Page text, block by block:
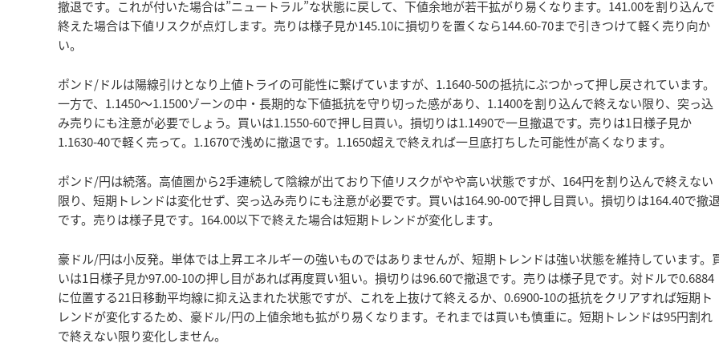
撤退です。これが付いた場合は”ニュートラル”な状態に戻して、下値余地が若干拡がり易くなります。141.00を割り込んで
終えた場合は下値リスクが点灯します。売りは様子見か145.10に損切りを置くなら144.60-70まで引きつけて軽く売り向か
い。
ポンド/ドルは陽線引けとなり上値トライの可能性に繋げていますが、1.1640-50の抵抗にぶつかって押し戻されています。
一方で、1.1450～1.1500ゾーンの中・長期的な下値抵抗を守り切った感があり、1.1400を割り込んで終えない限り、突っ込
み売りにも注意が必要でしょう。買いは1.1550-60で押し目買い。損切りは1.1490で一旦撤退です。売りは1日様子見か
1.1630-40で軽く売って。1.1670で浅めに撤退です。1.1650超えで終えれば一旦底打ちした可能性が高くなります。
ポンド/円は続落。高値圏から2手連続して陰線が出ており下値リスクがやや高い状態ですが、164円を割り込んで終えない
限り、短期トレンドは変化せず、突っ込み売りにも注意が必要です。買いは164.90-00で押し目買い。損切りは164.40で撤
です。売りは様子見です。164.00以下で終えた場合は短期トレンドが変化します。
豪ドル/円は小反発。単体では上昇エネルギーの強いものではありませんが、短期トレンドは強い状態を維持しています。
いは1日様子見か97.00-10の押し目があれば再度買い狙い。損切りは96.60で撤退です。売りは様子見です。対ドルで0.6884
に位置する21日移動平均線に抑え込まれた状態ですが、これを上抜けて終えるか、0.6900-10の抵抗をクリアすれば短期ト
レンドが変化するため、豪ドル/円の上値余地も拡がり易くなります。それまでは買いも慎重に。短期トレンドは95円割れ
で終えない限り変化しません。